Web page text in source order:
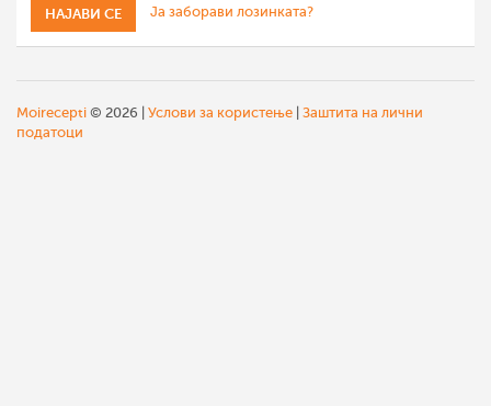
Ја заборави лозинката?
Moirecepti © 2026 | Услови за користење Заштита на лични
податоци